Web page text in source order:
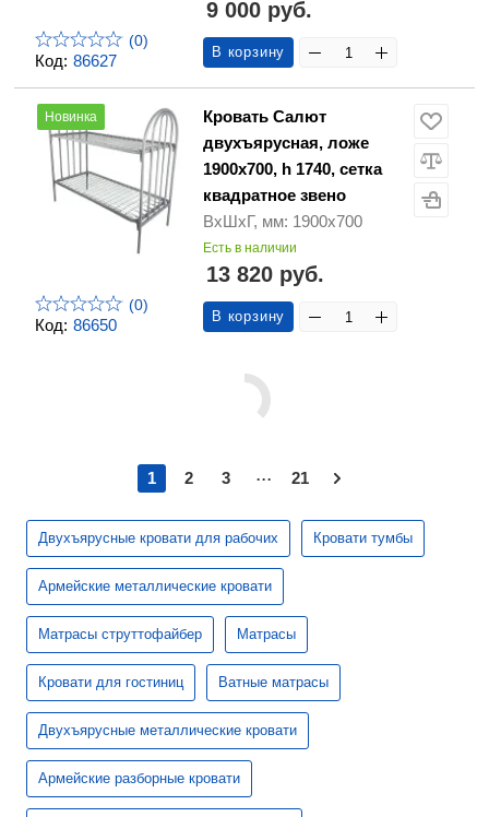
Код: 86627
(0)
9 000 руб.
В корзину
Код: 86650
Новинка
(0)
Кровать Салют
двухъярусная, ложе
1900х700, h 1740, сетка
квадратное звено
ВхШхГ, мм: 1900х700
Есть в наличии
13 820 руб.
В корзину
1 2 3 ... 21
Двухъярусные кровати для рабочих Кровати тумбы
Армейские металлические кровати
Матрасы струттофайбер Матрасы
Кровати для гостиниц Ватные матрасы
Двухъярусные металлические кровати
Армейские разборные кровати